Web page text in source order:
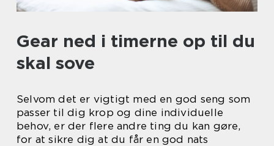
Gear ned i timerne op til du
skal sove
Selvom det er vigtigt med en god seng som
passer til dig krop og dine individuelle
behov, er der flere andre ting du kan gøre,
for at sikre dig at du får en god nats